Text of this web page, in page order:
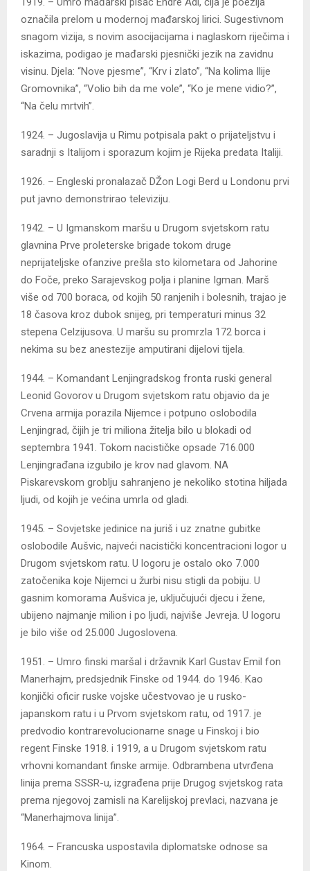
označila prelom u modernoj mađarskoj lirici. Sugestivnom
snagom vizija, s novim asocijacijama i naglaskom riječima i
iskazima, podigao je mađarski pjesnički jezik na zavidnu
visinu. Djela: “Nove pjesme”, “Krv i zlato”, “Na kolima Ilije
Gromovnika”, “Volio bih da me vole”, “Ko je mene vidio?”,
“Na čelu mrtvih”.
1924. – Jugoslavija u Rimu potpisala pakt o prijateljstvu i
saradnji s Italijom i sporazum kojim je Rijeka predata Italiji.
1926. – Engleski pronalazač DŽon Logi Berd u Londonu prvi
put javno demonstrirao televiziju.
1942. – U Igmanskom maršu u Drugom svjetskom ratu
glavnina Prve proleterske brigade tokom druge
neprijateljske ofanzive prešla sto kilometara od Jahorine
do Foče, preko Sarajevskog polja i planine Igman. Marš
više od 700 boraca, od kojih 50 ranjenih i bolesnih, trajao je
18 časova kroz dubok snijeg, pri temperaturi minus 32
stepena Celzijusova. U maršu su promrzla 172 borca i
nekima su bez anestezije amputirani dijelovi tijela.
1944. – Komandant Lenjingradskog fronta ruski general
Leonid Govorov u Drugom svjetskom ratu objavio da je
Crvena armija porazila Nijemce i potpuno oslobodila
Lenjingrad, čijih je tri miliona žitelja bilo u blokadi od
septembra 1941. Tokom nacističke opsade 716.000
Lenjingrađana izgubilo je krov nad glavom. NA
Piskarevskom groblju sahranjeno je nekoliko stotina hiljada
ljudi, od kojih je većina umrla od gladi.
1945. – Sovjetske jedinice na juriš i uz znatne gubitke
oslobodile Aušvic, najveći nacistički koncentracioni logor u
Drugom svjetskom ratu. U logoru je ostalo oko 7.000
zatočenika koje Nijemci u žurbi nisu stigli da pobiju. U
gasnim komorama Aušvica je, uključujući djecu i žene,
ubijeno najmanje milion i po ljudi, najviše Jevreja. U logoru
je bilo više od 25.000 Jugoslovena.
1951. – Umro finski maršal i državnik Karl Gustav Emil fon
Manerhajm, predsjednik Finske od 1944. do 1946. Kao
konjički oficir ruske vojske učestvovao je u rusko-
japanskom ratu i u Prvom svjetskom ratu, od 1917. je
predvodio kontrarevolucionarne snage u Finskoj i bio
regent Finske 1918. i 1919, a u Drugom svjetskom ratu
vrhovni komandant finske armije. Odbrambena utvrđena
linija prema SSSR-u, izgrađena prije Drugog svjetskog rata
prema njegovoj zamisli na Karelijskoj prevlaci, nazvana je
“Manerhajmova linija”.
1964. – Francuska uspostavila diplomatske odnose sa
Kinom.